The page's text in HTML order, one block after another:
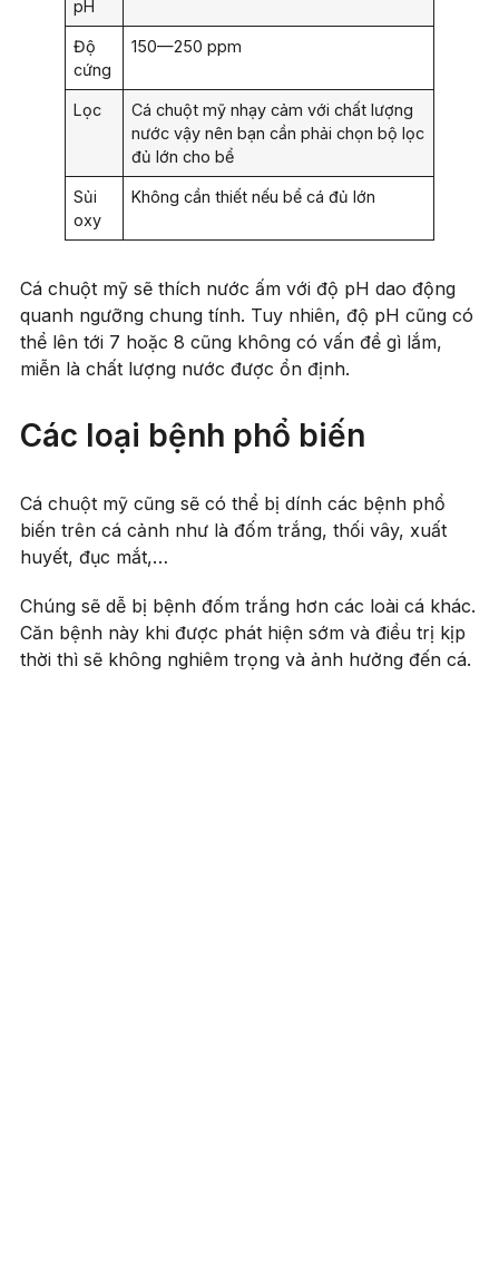
pH
Độ
cứng
150—250 ppm
Lọc
Cá chuột mỹ nhạy cảm với chất lượng
nước vậy nên bạn cần phải chọn bộ lọc
đủ lớn cho bể
Sủi
oxy
Không cần thiết nếu bể cá đủ lớn
Cá chuột mỹ sẽ thích nước ấm với độ pH dao động
quanh ngưỡng chung tính. Tuy nhiên, độ pH cũng có
thể lên tới 7 hoặc 8 cũng không có vấn đề gì lắm,
miễn là chất lượng nước được ổn định.
Các loại bệnh phổ biến
Cá chuột mỹ cũng sẽ có thể bị dính các bệnh phổ
biến trên cá cảnh như là đốm trắng, thối vây, xuất
huyết, đục mắt,…
Chúng sẽ dễ bị bệnh đốm trắng hơn các loài cá khác.
Căn bệnh này khi được phát hiện sớm và điều trị kịp
thời thì sẽ không nghiêm trọng và ảnh hưởng đến cá.